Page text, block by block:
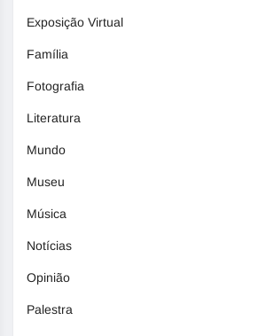
Exposição Virtual
Família
Fotografia
Literatura
Mundo
Museu
Música
Notícias
Opinião
Palestra